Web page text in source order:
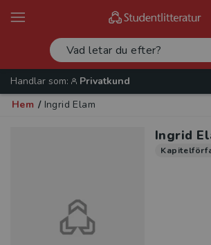
Handlar som:
Privatkund
Hem / Ingrid Elam
Ingrid